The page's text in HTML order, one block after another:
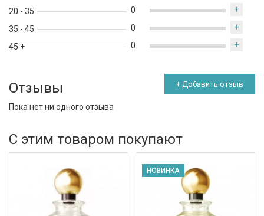
20 - 35
35 - 45
45 +
0 +
0 +
0 +
Отзывы + Добавить отзыв
Пока нет ни одного отзыва
С этим товаром покупают
НОВИНКА